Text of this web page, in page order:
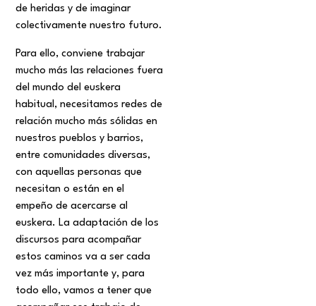
de heridas y de imaginar
colectivamente nuestro futuro.
Para ello, conviene trabajar
mucho más las relaciones fuera
del mundo del euskera
habitual, necesitamos redes de
relación mucho más sólidas en
nuestros pueblos y barrios,
entre comunidades diversas,
con aquellas personas que
necesitan o están en el
empeño de acercarse al
euskera. La adaptación de los
discursos para acompañar
estos caminos va a ser cada
vez más importante y, para
todo ello, vamos a tener que